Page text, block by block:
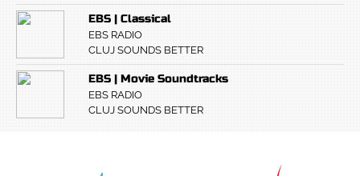
EBS | Classical
EBS RADIO
CLUJ SOUNDS BETTER
EBS | Movie Soundtracks
EBS RADIO
CLUJ SOUNDS BETTER